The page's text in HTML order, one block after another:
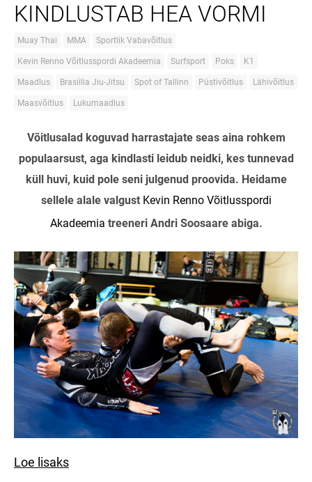
KINDLUSTAB HEA VORMI
Muay Thai MMA Sportlik Vabavõitlus
Kevin Renno Võitlusspordi Akadeemia Surfsport Poks K1
Maadlus Brasiilia Jiu-Jitsu Spot of Tallinn Püstivõitlus Lähivõitlus
Maasvõitlus Lukumaadlus
Võitlusalad koguvad harrastajate seas aina rohkem
populaarsust, aga kindlasti leidub neidki, kes tunnevad
küll huvi, kuid pole seni julgenud proovida. Heidame
sellele alale valgust Kevin Renno Võitlusspordi
Akadeemia treeneri Andri Soosaare abiga.
Loe lisaks